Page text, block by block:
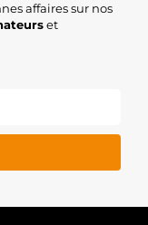
affaires sur nos
et